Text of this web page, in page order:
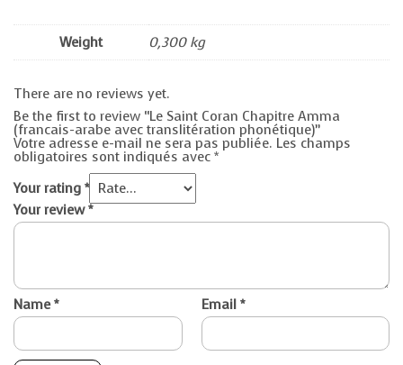
Weight 0,300 kg
There are no reviews yet.
Be the first to review “Le Saint Coran Chapitre Amma
(francais-arabe avec translitération phonétique)”
Votre adresse e-mail ne sera pas publiée. Les champs
obligatoires sont indiqués avec *
Your rating *
Your review*
Name* Email *